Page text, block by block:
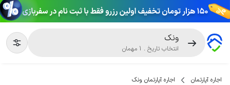
ونک
انتخاب تاریخ .
1 مهمان
اجاره آپارتمان اجاره آپارتمان ونک